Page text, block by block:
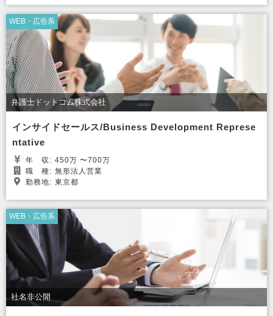
WEB・広告系
弁護士ドットコム株式会社
インサイドセールス/Business Development Represe
ntative
年 収:
450万 〜700万
職 種: 無形法人営業
勤務地: 東京都
WEB・広告系
社名非公開